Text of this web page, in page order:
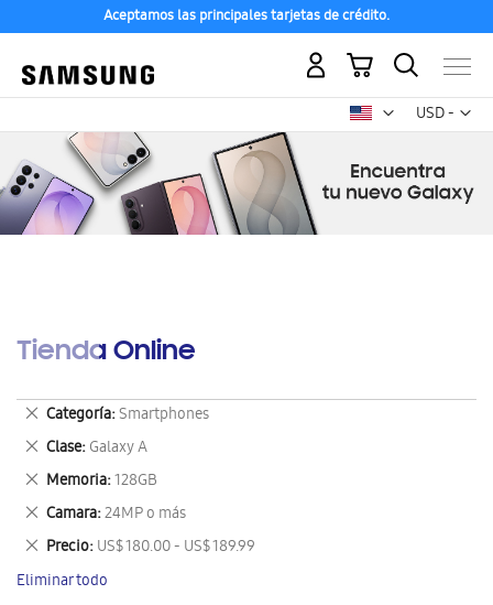
Aceptamos las principales tarjetas de crédito.
USD -
dólar
Mi carrito
Tienda Online
Categoría Smartphones
Eliminar
este
artículo
Clase Galaxy A
Eliminar
este
artículo
Memoria 128GB
Eliminar
este
artículo
Camara 24MP o más
Eliminar
este
artículo
Precio US$ 180.00 - US$ 189.99
Eliminar
este
artículo
Eliminar todo